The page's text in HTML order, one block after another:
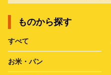
ものから探す
すべて
お米・パン